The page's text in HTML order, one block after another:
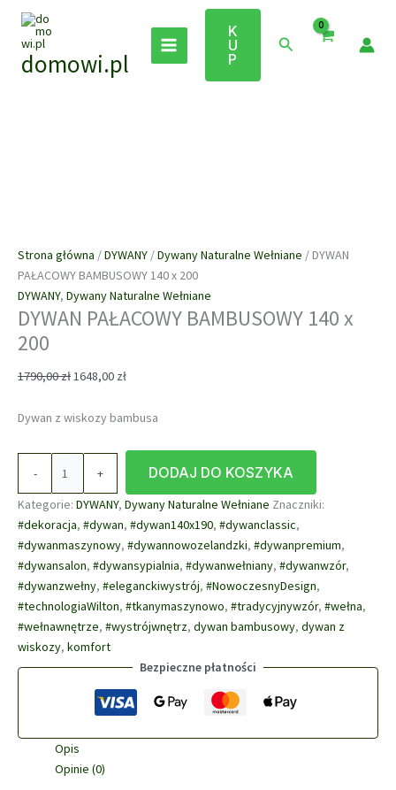
Przejdź
treścidomowi.pl
K
U
P
Szukaj
Wyprzedaż!
Strona główna /DYWANY /Dywany Naturalne Wełniane / DYWAN
PAŁACOWY BAMBUSOWY 140 x 200
DYWANY, Dywany Naturalne Wełniane
DYWAN PAŁACOWY BAMBUSOWY 140 x
200
1790,00zł Pierwotna
wynosiła:
1648,00 złAktualna
wynosi:
Dywan z wiskozy bambusa
-
PAŁACOWY
BAMBUSOWY
140
x
200
+ DODAJ DO KOSZYKA
Kategorie: DYWANY, Dywany Naturalne Wełniane Znaczniki:
#dekoracja, #dywan, #dywan140x190, #dywanclassic,
#dywanmaszynowy, #dywannowozelandzki, #dywanpremium,
#dywansalon, #dywansypialnia, #dywanwełniany, #dywanwzór,
#dywanzwełny, #eleganckiwystrój, #NowoczesnyDesign,
#technologiaWilton, #tkanymaszynowo, #tradycyjnywzór, #wełna,
#wełnawnętrze, #wystrójwnętrz, dywan bambusowy, dywan z
wiskozy, komfort
Bezpieczne płatności
Opis
Opinie (0)